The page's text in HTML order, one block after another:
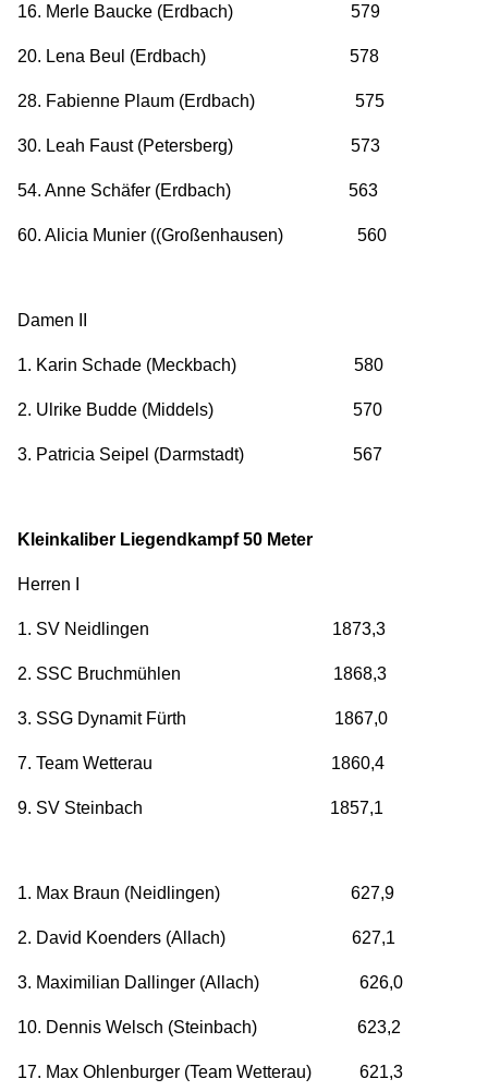
16. Merle Baucke (Erdbach) 579
20. Lena Beul (Erdbach) 578
28. Fabienne Plaum (Erdbach) 575
30. Leah Faust (Petersberg) 573
54. Anne Schäfer (Erdbach) 563
60. Alicia Munier ((Großenhausen) 560
Damen II
1. Karin Schade (Meckbach) 580
2. Ulrike Budde (Middels) 570
3. Patricia Seipel (Darmstadt) 567
Kleinkaliber Liegendkampf 50 Meter
Herren I
1. SV Neidlingen 1873,3
2. SSC Bruchmühlen 1868,3
3. SSG Dynamit Fürth 1867,0
7. Team Wetterau 1860,4
9. SV Steinbach 1857,1
1. Max Braun (Neidlingen) 627,9
2. David Koenders (Allach) 627,1
3. Maximilian Dallinger (Allach) 626,0
10. Dennis Welsch (Steinbach) 623,2
17. Max Ohlenburger (Team Wetterau) 621,3